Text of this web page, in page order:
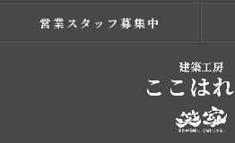
営業スタッフ募集中